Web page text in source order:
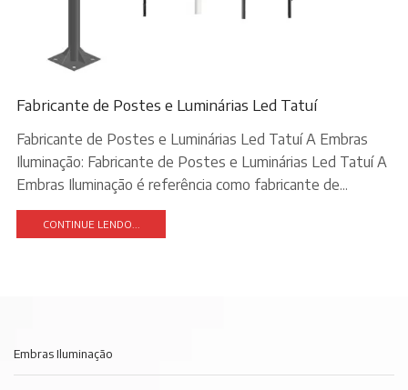
Fabricante de Postes e Luminárias Led Tatuí
Fabricante de Postes e Luminárias Led Tatuí A Embras
Iluminação: Fabricante de Postes e Luminárias Led Tatuí A
Embras Iluminação é referência como fabricante de...
CONTINUE LENDO...
Embras Iluminação